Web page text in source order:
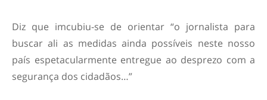
Diz que imcubiu-se de orientar “o jornalista para
buscar ali as medidas ainda possíveis neste nosso
país espetacularmente entregue ao desprezo com a
segurança dos cidadãos…”